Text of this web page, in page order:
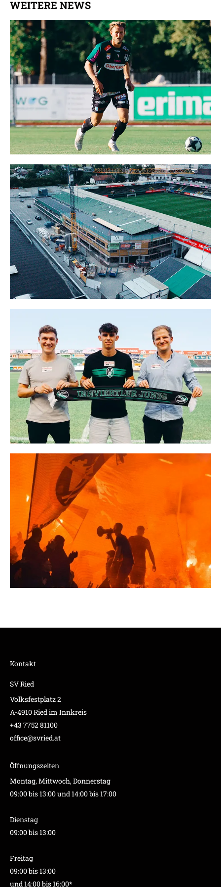
WEITERE NEWS
Kontakt
SV Ried
Volksfestplatz 2
A-4910 Ried im Innkreis
+43 7752 81100
office@svried.at
Öffnungszeiten
Montag, Mittwoch, Donnerstag
09:00 bis 13:00 und 14:00 bis 17:00
Dienstag
09:00 bis 13:00
Freitag
09:00 bis 13:00
und 14:00 bis 16:00*